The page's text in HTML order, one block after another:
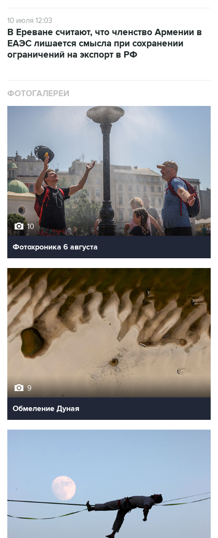
10 июля 12:03
В Ереване считают, что членство Армении в
ЕАЭС лишается смысла при сохранении
ограничений на экспорт в РФ
ФОТОГАЛЕРЕИ
10
Фотохроника 6 августа
9
Обмеление Дуная